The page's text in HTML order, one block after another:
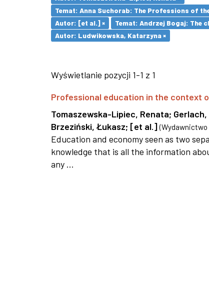
Temat: Anna Suchorab: The Professions of
Autor: [et al.] ×
Temat: Andrzej Bogaj: The
Autor: Ludwikowska, Katarzyna ×
Wyświetlanie pozycji 1-1 z 1
Professional education in the context
Tomaszewska-Lipiec, Renata;
Brzeziński, Łukasz; [et al.] (
Education and economy seen as two
knowledge that is all the information
any ...